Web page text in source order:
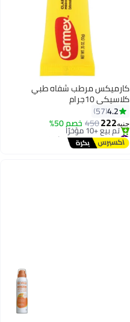
كارميكس مرطب شفاه طبي
كلاسيكي 10جرام
4.2
57
جنيه222
450 خصم 50%
#16 في العناية بالشفاه
توصيل مجاني
تم بيع +10 مؤخرًا